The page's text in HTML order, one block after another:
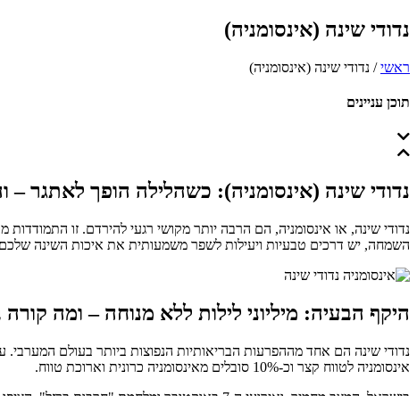
נדודי שינה (אינסומניה)
ראשי/ נדודי שינה (אינסומניה)
תוכן עניינים
נדודי שינה (אינסומניה): כשהלילה הופך לאתגר
נדודי שינה, או אינסומניה, הם הרבה יותר מקושי רגעי להירדם. זו
השמחה, יש דרכים טבעיות ויעילות לשפר משמעותית את איכות השינה
היקף הבעיה: מיליוני לילות ללא מנוחה – ומה
אינסומניה לטווח קצר וכ-10% סובלים מאינסומניה כרונית וארוכת טווח.